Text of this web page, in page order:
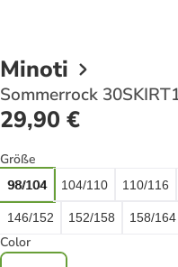
Minoti
Sommerrock
29,90 €
Größe
98/104 104/110 110/116
146/152 152/158 158/164
Color